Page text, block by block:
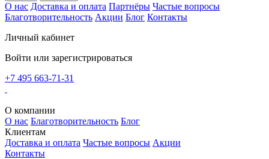
О нас Доставка и оплата Партнёры Частые вопросы
Благотворительность Акции Блог Контакты
Личный кабинет
Войти или зарегистрироваться
+7 495 663-71-31
О компании
О нас Благотворительность Блог
Клиентам
Доставка и оплата Частые вопросы Акции
Контакты